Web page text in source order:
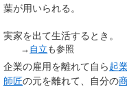
葉が用いられる。
実家を出て生活するとき。
→ 自立 も参照
企業の雇用を離れて自ら起
師匠の元を離れて、自分の